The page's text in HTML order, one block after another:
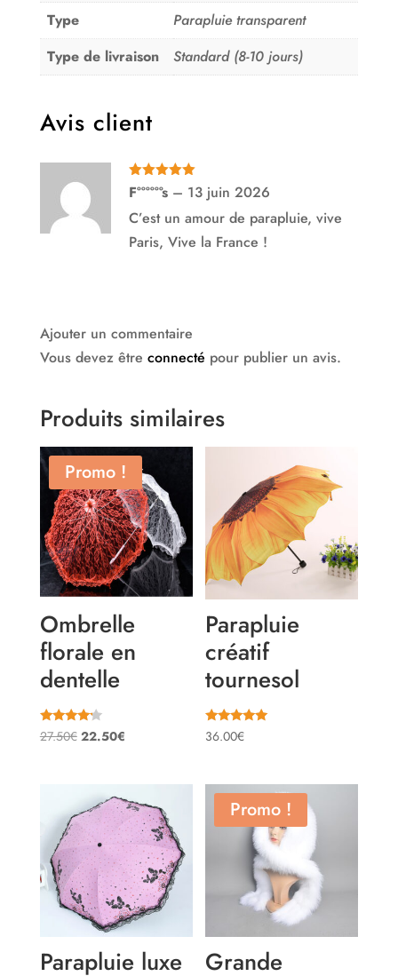
Type
Parapluie transparent
Type de livraison
Standard (8-10 jours)
Avis client
Note5sur
5F°°°°°°s – 13 juin 2026
C’est un amour de parapluie, vive
Paris, Vive la France !
Ajouter un commentaire
Vous devez être connecté pour publier un avis.
Produits similaires
Promo !
Ombrelle
florale en
dentelle
Note
4.00
27.50€ Le
était :
27.50€.
22.50€Le
est :
22.50€.
Parapluie
créatif
tournesol
Note
5.00
36.00€
Parapluie luxe
Promo !
Grande